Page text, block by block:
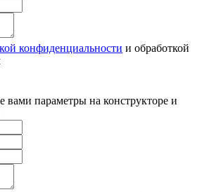
конфиденциальности и обработкой
параметры на конструкторе и